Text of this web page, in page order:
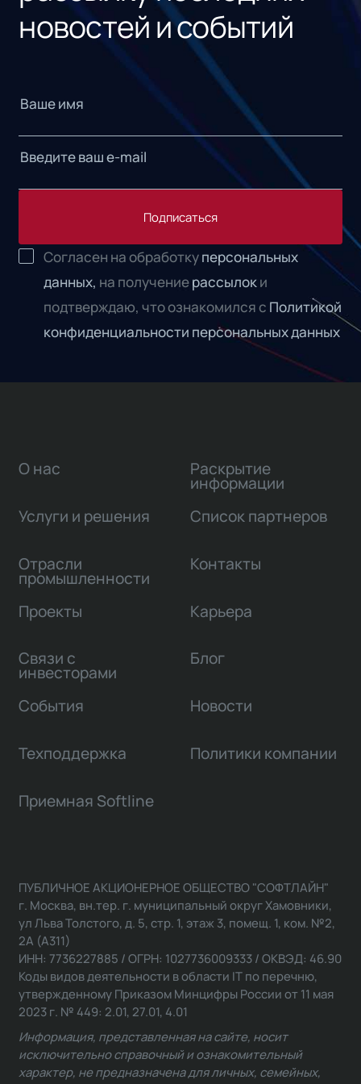
новостей и событий
Подписаться
Согласен на обработкуперсональных
данных, на получениерассылоки
подтверждаю, что ознакомился с Политикой
конфиденциальности персональных данных
О нас
Услуги и решения
Отрасли
промышленности
Проекты
Связи с
инвесторами
Раскрытие
информации
Список партнеров
Контакты
Карьера
Блог
События Новости
Техподдержка Политики компании
Приемная Softline
ПУБЛИЧНОЕ АКЦИОНЕРНОЕ ОБЩЕСТВО "СОФТЛАЙН"
г. Москва, вн.тер. г. муниципальный округ Хамовники,
ул Льва Толстого, д. 5, стр. 1, этаж 3, помещ. 1, ком. №2,
2А (А311)
ИНН: 7736227885 / ОГРН: 1027736009333 / ОКВЭД: 46.90
Коды видов деятельности в области IT по перечню,
утвержденному Приказом Минцифры России от 11 мая
2023 г. № 449: 2.01, 27.01, 4.01
Информация, представленная на сайте, носит
исключительно справочный и ознакомительный
характер, не предназначена для личных, семейных,